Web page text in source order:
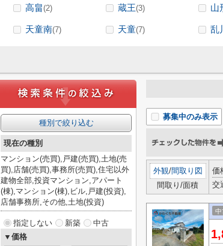
高畠(2) 蔵王(3) 山
天童南(7) 天童(7) 乱
募集中のみ表示
外観/間取り図
間取り/面積
価
交
中
種別で絞り込む
現在の種別
マンション(売買),戸建(売買),土地(売
買),店舗(売買),事務所(売買),住宅以外
建物全部,投資マンション,アパート
(棟),マンション(棟),ビル,戸建(投資),
店舗事務所,その他,土地(投資)
指定しない 新築
中古
▼価格